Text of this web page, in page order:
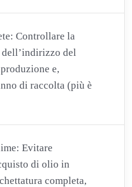
Controllare la
dell’indirizzo del
e,
di raccolta (più è
Evitare
di olio in
completa,